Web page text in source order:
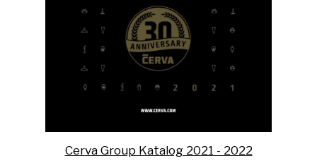
Cerva Group Katalog 2021 - 2022